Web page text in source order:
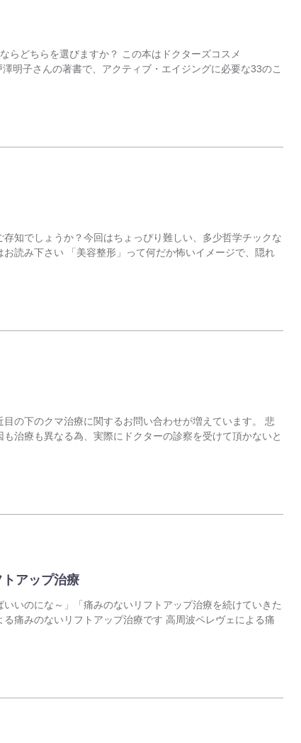
らどちらを選びますか？ この本はドクターズコスメ
明子さんの著書で、アクティブ・エイジングに必要な33のこ
知でしょうか？今回はちょっぴり難しい、多少哲学チックな
読み下さい 「美容整形」って何だか怖いイメージで、隠れ
の下のクマ治療に関するお問い合わせが増えています。 悲
治療も異なる為、実際にドクターの診察を受けて頂かないと
アップ治療
いのにな～」「痛みのないリフトアップ治療を続けていきた
痛みのないリフトアップ治療です 高周波ペレヴェによる痛